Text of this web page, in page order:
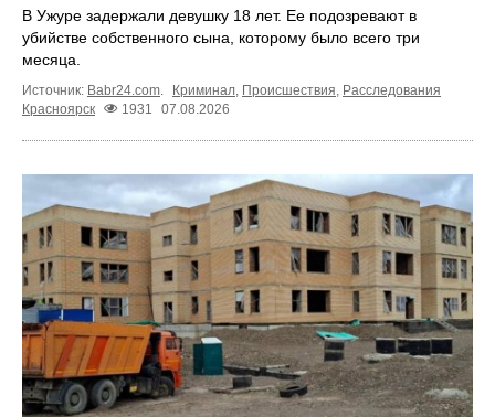
В Ужуре задержали девушку 18 лет. Ее подозревают в
убийстве собственного сына, которому было всего три
месяца.
Источник: Babr24.com. Криминал, Происшествия, Расследования
Красноярск
1931 07.08.2026